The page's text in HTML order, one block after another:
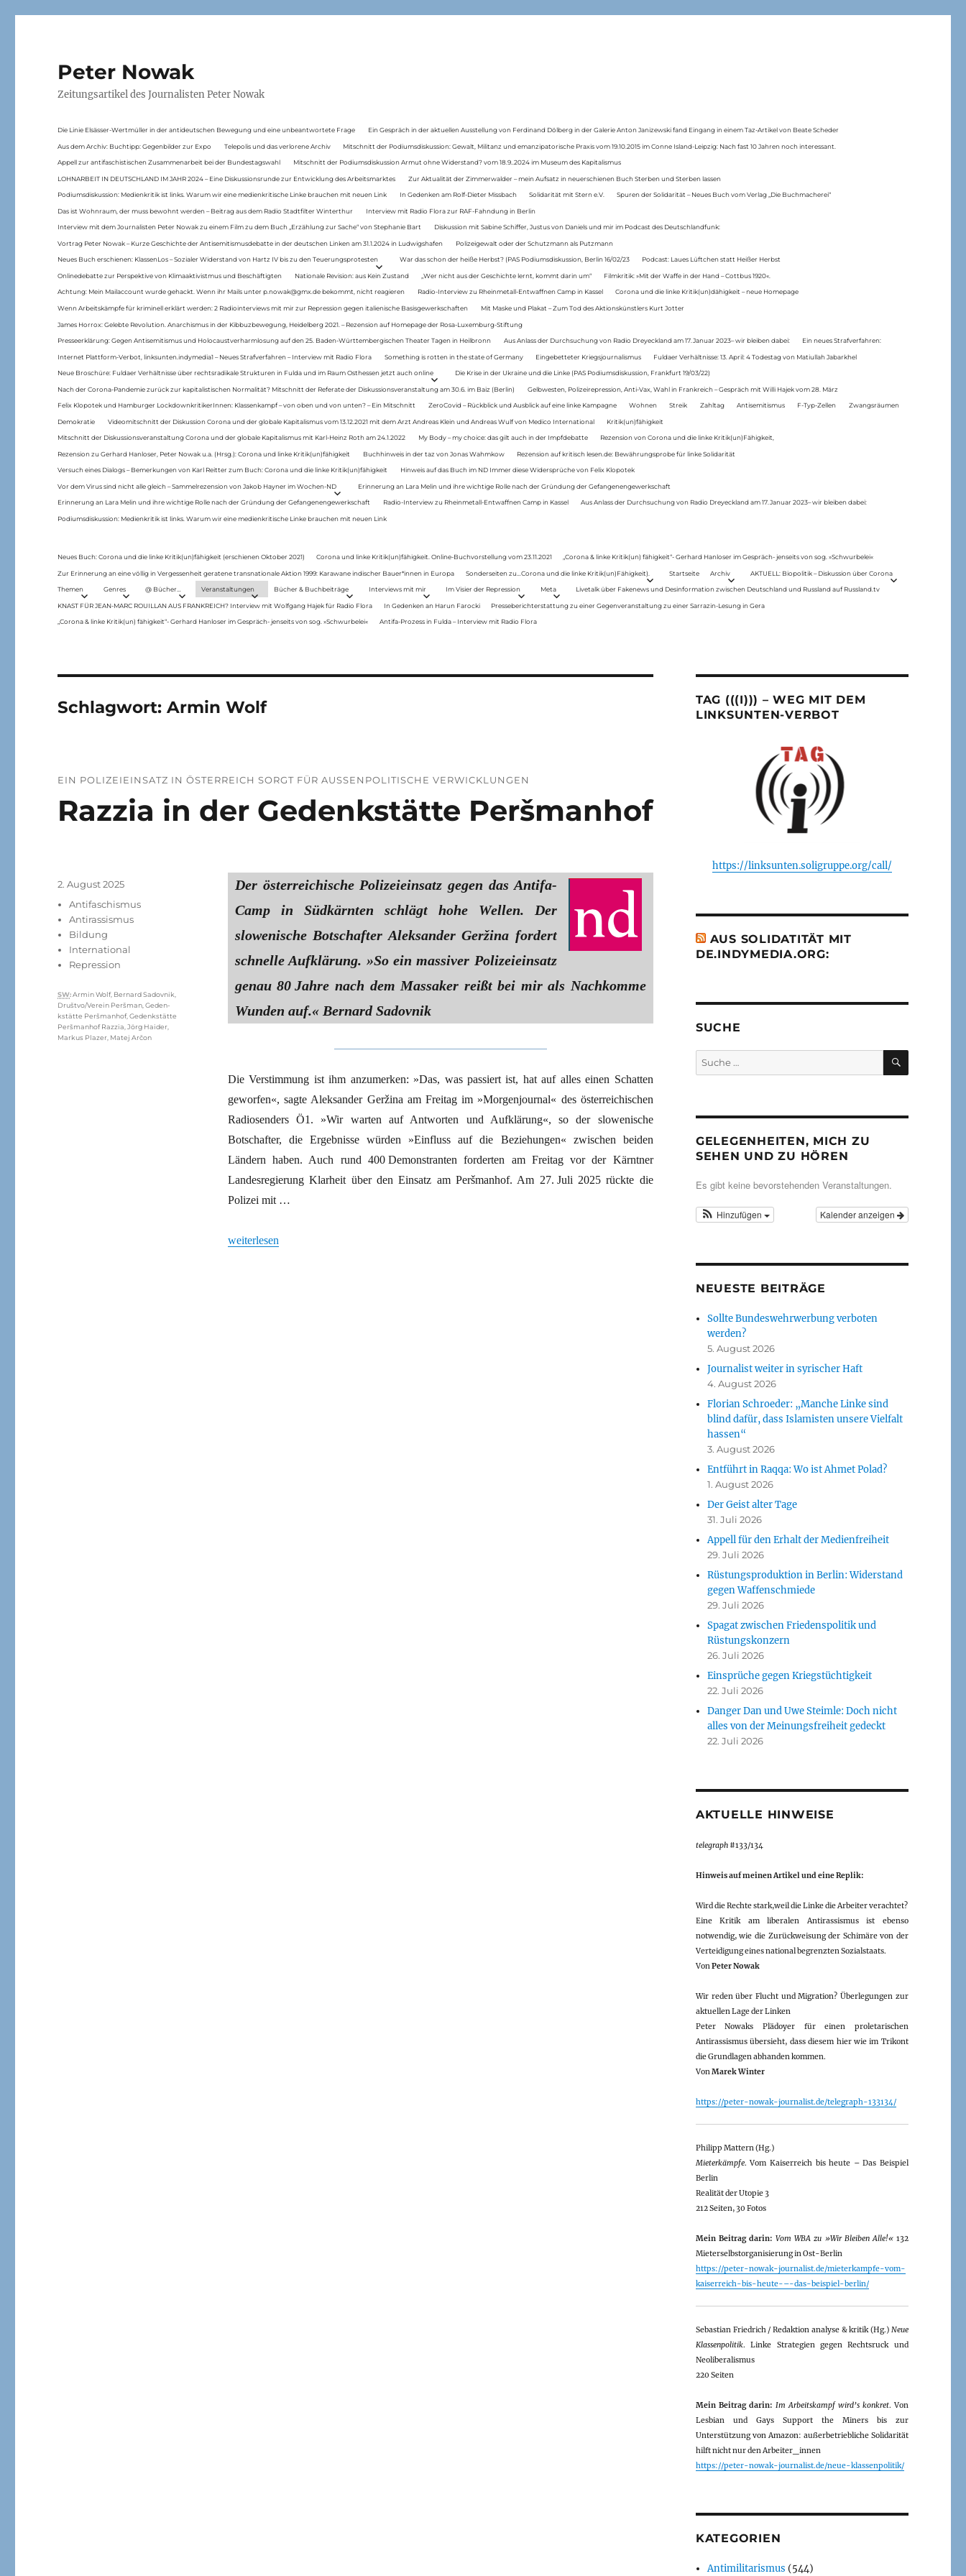
Peter Nowak
Zeitungsartikel des Journalisten Peter Nowak
Die Linie Elsässer-Wertmüller in der antideutschen Bewegung und eine unbeantwortete Frage Ein Gespräch in der aktuellen Ausstellung von Ferdinand Dölberg in der Galerie Anton Janizewski fand Eingang in einem Taz-Artikel von Beate Scheder
Aus dem Archiv: Buchtipp: Gegenbilder zur Expo Telepolis und das verlorene Archiv Mitschnitt der Podiumsdiskussion: Gewalt, Militanz und emanzipatorische Praxis vom 19.10.2015 im Conne Island-Leipzig: Nach fast 10 Jahren noch interessant.
Appell zur antifaschistischen Zusammenarbeit bei der Bundestagswahl Mitschnitt der Podiumsdiskussion Armut ohne Widerstand? vom 18.9..2024 im Museum des Kapitalismus
LOHNARBEIT IN DEUTSCHLAND IM JAHR 2024 – Eine Diskussionsrunde zur Entwicklung des Arbeitsmarktes Zur Aktualität der Zimmerwalder – mein Aufsatz in neuerschienen Buch Sterben und Sterben lassen
Podiumsdiskussion: Medienkritik ist links. Warum wir eine medienkritische Linke brauchen mit neuen Link In Gedenken am Rolf-Dieter Missbach Solidarität mit Stern e.V. Spuren der Solidarität – Neues Buch vom Verlag „Die Buchmacherei“
Das ist Wohnraum, der muss bewohnt werden – Beitrag aus dem Radio Stadtfilter Winterthur Interview mit Radio Flora zur RAF-Fahndung in Berlin
Interview mit dem Journalisten Peter Nowak zu einem Film zu dem Buch „Erzählung zur Sache“ von Stephanie Bart Diskussion mit Sabine Schiffer, Justus von Daniels und mir im Podcast des Deutschlandfunk:
Vortrag Peter Nowak – Kurze Geschichte der Antisemitismusdebatte in der deutschen Linken am 31.1.2024 in Ludwigshafen Polizeigewalt oder der Schutzmann als Putzmann
Neues Buch erschienen: KlassenLos – Sozialer Widerstand von Hartz IV bis zu den Teuerungsprotesten War das schon der heiße Herbst? (PAS Podiumsdiskussion, Berlin 16/02/23 Podcast: Laues Lüftchen statt Heißer Herbst
Onlinedebatte zur Perspektive von Klimaaktivistmus und Beschäftigten Nationale Revision: aus Kein Zustand „Wer nicht aus der Geschichte lernt, kommt darin um“ Filmkritik: »Mit der Waffe in der Hand – Cottbus 1920«.
Achtung: Mein Mailaccount wurde gehackt. Wenn ihr Mails unter p.nowak@gmx.de bekommt, nicht reagieren Radio-Interview zu Rheinmetall-Entwaffnen Camp in Kassel Corona und die linke Kritik(un)dähigkeit – neue Homepage
Wenn Arbeitskämpfe für kriminell erklärt werden: 2 Radiointerviews mit mir zur Repression gegen italienische Basisgewerkschaften Mit Maske und Plakat – Zum Tod des Aktionskünstlers Kurt Jotter
James Horrox: Gelebte Revolution. Anarchismus in der Kibbuzbewegung, Heidelberg 2021. – Rezension auf Homepage der Rosa-Luxemburg-Stiftung
Presseerklärung: Gegen Antisemitismus und Holocaustverharmlosung auf den 25. Baden-Württembergischen Theater Tagen in Heilbronn Aus Anlass der Durchsuchung von Radio Dreyeckland am 17.Januar 2023– wir bleiben dabei: Ein neues Strafverfahren:
Internet Plattform-Verbot, linksunten.indymedia1 – Neues Strafverfahren – Interview mit Radio Flora Something is rotten in the state of Germany Eingebetteter Kriegsjournalismus Fuldaer Verhältnisse: 13. April: 4 Todestag von Matiul­lah Jabarkhel
Neue Broschüre: Fuldaer Verhältnisse über rechtsradikale Strukturen in Fulda und im Raum Osthessen jetzt auch online Die Krise in der Ukraine und die Linke (PAS Podiumsdiskussion, Frankfurt 19/03/22)
Nach der Corona-Pandemie zurück zur kapitalistischen Normalität? Mitschnitt der Referate der Diskussionsveranstaltung am 30.6. im Baiz (Berlin) Gelbwesten, Polizeirepression, Anti-Vax, Wahl in Frankreich – Gespräch mit Willi Hajek vom 28. März
Felix Klopotek und Hamburger LockdownkritikerInnen: Klassenkampf – von oben und von unten? – Ein Mitschnitt ZeroCovid – Rückblick und Ausblick auf eine linke Kampagne Wohnen Streik Zahltag Antisemitismus F-Typ-Zellen Zwangsräumen
Demokratie Videomitschnitt der Diskussion Corona und der globale Kapitalismus vom 13.12.2021 mit dem Arzt Andreas Klein und Andreas Wulf von Medico International Kritik(un)fähigkeit
Mitschnitt der Diskussionsveranstaltung Corona und der globale Kapitalismus mit Karl-Heinz Roth am 24.1.2022 My Body – my choice: das gilt auch in der Impfdebatte Rezension von Corona und die linke Kritik(un)Fähigkeit,
Rezension zu Gerhard Hanloser, Peter Nowak u.a. (Hrsg.): Corona und linke Kritik(un)fähigkeit Buchhinweis in der taz von Jonas Wahmkow Rezension auf kritisch lesen.de: Bewährungsprobe für linke Solidarität
Versuch eines Dialogs – Bemerkungen von Karl Reitter zum Buch: Corona und die linke Kritik(un)fähigkeit Hinweis auf das Buch im ND Immer diese Widersprüche von Felix Klopotek
Vor dem Virus sind nicht alle gleich – Sammelrezension von Jakob Hayner im Wochen-ND Erinnerung an Lara Melin und ihre wichtige Rolle nach der Gründung der Gefangenengewerkschaft
Erinnerung an Lara Melin und ihre wichtige Rolle nach der Gründung der Gefangenengewerkschaft Radio-Interview zu Rheinmetall-Entwaffnen Camp in Kassel Aus Anlass der Durchsuchung von Radio Dreyeckland am 17.Januar 2023– wir bleiben dabei:
Podiumsdiskussion: Medienkritik ist links. Warum wir eine medienkritische Linke brauchen mit neuen Link
Neues Buch: Corona und die linke Kritik(un)fähigkeit (erschienen Oktober 2021) Corona und linke Kritik(un)fähigkeit. Online-Buchvorstellung vom 23.11.2021 „Corona & linke Kritik(un) fähigkeit“- Gerhard Hanloser im Gespräch- jenseits von sog. »Schwurbelei«
Zur Erinnerung an eine völlig in Vergessenheit geratene transnationale Aktion 1999: Karawane indischer Bauer*innen in Europa Sonderseiten zu…Corona und die linke Kritik(un)Fähigkeit). Startseite Archiv AKTUELL: Biopolitik – Diskussion über Corona
Themen Genres @ Bücher… Veranstaltungen Bücher & Buchbeiträge Interviews mit mir Im Visier der Repression Meta Livetalk über Fakenews und Desinformation zwischen Deutschland und Russland auf Russland.tv
KNAST FÜR JEAN-MARC ROUILLAN AUS FRANKREICH? Interview mit Wolfgang Hajek für Radio Flora In Gedenken an Harun Farocki Presseberichterstattung zu einer Gegenveranstaltung zu einer Sarrazin-Lesung in Gera
„Corona & linke Kritik(un) fähigkeit“- Gerhard Hanloser im Gespräch- jenseits von sog. »Schwurbelei« Antifa-Prozess in Fulda – Interview mit Radio Flora
Schlagwort:Armin Wolf
EIN POLIZEIEINSATZ IN ÖSTER­REICH SORGT FÜR AUSSEN­POLITISCHE VERWICKLUNGEN
Razzia in der Geden­kstätte Peršmanhof
Der österreichische Polizeieinsatz gegen das Antifa-
Camp in Südkärnten schlägt hohe Wellen. Der
slowenische Botschafter Aleksander Geržina fordert
schnelle Aufklärung. »So ein massiver Polizei­einsatz
genau 80 Jahre nach dem Massaker reißt bei mir als Nachkomme
Wunden auf.« Bernard Sadovnik
Die Verstimmung ist ihm anzumerken: »Das, was passiert ist, hat auf alles einen Schatten
geworfen«, sagte Aleksander Geržina am Freitag im »Morgenjournal« des österreichischen
Radiosenders Ö1. »Wir warten auf Antworten und Aufklärung«, so der slowenische
Botschafter, die Ergebnisse würden »Einfluss auf die Beziehungen« zwischen beiden
Ländern haben. Auch rund 400 Demonstranten forderten am Freitag vor der Kärntner
Landesregierung Klarheit über den Einsatz am Peršmanhof. Am 27. Juli 2025 rückte die
Polizei mit …
„Razzia in der Geden­kstätte Peršmanhof“
weiterlesen
Veröffentlicht
2. August 2025
Kategorien
Antifaschismus
Antirassismus
Bildung
International
Repression
Schlagwörter
SW:Armin Wolf, Bernard Sadovnik
Društvo/Verein Peršman ,Geden­
kstätte Peršmanhof,Geden­kstätte
Peršmanhof Razzia ,Jörg Haider
Markus Plazer Matej Arčon
TAG (((I))) – WEG MIT DEM
LINKSUNTEN-VERBOT
https://linksunten.soligruppe.org/call/
AUS SOLIDATITÄT MIT
DE.INDYMEDIA.ORG:
SUCHE
Suche
nach:
SUCHEN
GELEGENHEITEN, MICH ZU
SEHEN UND ZU HÖREN
Es gibt keine bevorstehenden Veranstaltungen.
Kalender anzeigen
Hinzufügen
NEUESTE BEITRÄGE
Sollte Bundeswehrwerbung verboten
werden?
5. August 2026
Journalist weiter in syrischer Haft
4. August 2026
Florian Schroeder: „Manche Linke sind
blind dafür, dass Islamisten unsere Vielfalt
hassen“
3. August 2026
Entführt in Raqqa: Wo ist Ahmet Polad?
1. August 2026
Der Geist alter Tage
31. Juli 2026
Appell für den Erhalt der Medienfreiheit
29. Juli 2026
Rüstungsproduktion in Berlin: Widerstand
gegen Waffenschmiede
29. Juli 2026
Spagat zwischen Friedenspolitik und
Rüstungskonzern
26. Juli 2026
Einsprüche gegen Kriegstüchtigkeit
22. Juli 2026
Danger Dan und Uwe Steimle: Doch nicht
alles von der Meinungsfreiheit gedeckt
22. Juli 2026
AKTUELLE HINWEISE
telegraph#133/134
Hinweis auf meinen Artikel und eine Replik:
Wird die Rechte stark,weil die Linke die Arbeiter verachtet?
Eine Kritik am liberalen Antirassismus ist ebenso
notwendig, wie die Zurückweisung der Schimäre von der
Verteidigung eines national begrenzten Sozialstaats.
VonPeter Nowak
Wir reden über Flucht und Migration? Überlegungen zur
aktuellen Lage der Linken
Peter Nowaks Plädoyer für einen proletarischen
Antirassismus übersieht, dass diesem hier wie im Trikont
die Grundlagen abhanden kommen.
VonMarek Winter
https://peter-nowak-journalist.de/telegraph-133134/
Philipp Mattern (Hg.)
Mieterkämpfe. Vom Kaiserreich bis heute – Das Beispiel
Berlin
Realität der Utopie 3
212 Seiten, 30 Fotos
Mein Beitrag darin: Vom WBA zu »Wir Bleiben Alle!«132
Mieterselbstorganisierung in Ost-Berlin
https://peter-nowak-journalist.de/mieterkampfe-vom-
kaiserreich-bis-heute-–-das-beispiel-berlin/
Sebastian Friedrich / Redaktion analyse & kritik (Hg.) Neue
Klassenpolitik. Linke Strategien gegen Rechtsruck und
Neoliberalismus
220 Seiten
Mein Beitrag darin: Im Arbeitskampf wird’s konkret. Von
Lesbian und Gays Support the Miners bis zur
Unterstützung von Amazon: außerbetriebliche Solidarität
hilft nicht nur den Arbeiter_innen
https://peter-nowak-journalist.de/neue-klassenpolitik/
KATEGORIEN
Antimilitarismus (544)